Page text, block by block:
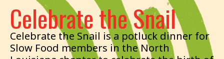
Celebrate the Snail
Celebrate the Snail is a potluck dinner for
Slow Food members in the North